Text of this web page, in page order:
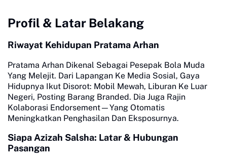
Profil & Latar Belakang
Riwayat Kehidupan Pratama Arhan
Pratama Arhan Dikenal Sebagai Pesepak Bola Muda
Yang Melejit. Dari Lapangan Ke Media Sosial, Gaya
Hidupnya Ikut Disorot: Mobil Mewah, Liburan Ke Luar
Negeri, Posting Barang Branded. Dia Juga Rajin
Kolaborasi Endorsement—Yang Otomatis
Meningkatkan Penghasilan Dan Eksposurnya.
Siapa Azizah Salsha: Latar & Hubungan
Pasangan